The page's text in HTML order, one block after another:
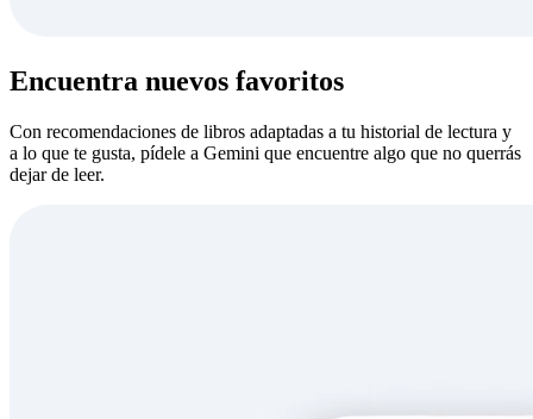
Encuentra nuevos favoritos
Con recomendaciones de libros adaptadas a tu historial de lectura y
a lo que te gusta, pídele a Gemini que encuentre algo que no querrás
dejar de leer.